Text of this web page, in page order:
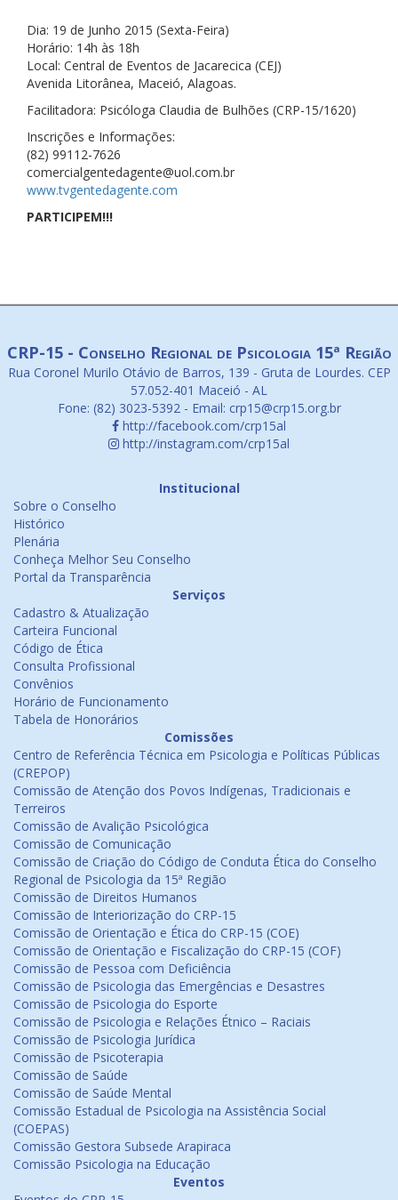
Dia: 19 de Junho 2015 (Sexta-Feira)
Horário: 14h às 18h
Local: Central de Eventos de Jacarecica (CEJ)
Avenida Litorânea, Maceió, Alagoas.
Facilitadora: Psicóloga Claudia de Bulhões (CRP-15/1620)
Inscrições e Informações:
(82) 99112-7626
comercialgentedagente@uol.com.br
www.tvgentedagente.com
PARTICIPEM!!!
CRP-15 - Conselho Regional de Psicologia 15ª Região
Rua Coronel Murilo Otávio de Barros, 139 - Gruta de Lourdes. CEP
57.052-401 Maceió - AL
Fone: (82) 3023-5392 - Email: crp15@crp15.org.br
http://facebook.com/crp15al
http://instagram.com/crp15al
Institucional
Sobre o Conselho
Histórico
Plenária
Conheça Melhor Seu Conselho
Portal da Transparência
Serviços
Cadastro & Atualização
Carteira Funcional
Código de Ética
Consulta Profissional
Convênios
Horário de Funcionamento
Tabela de Honorários
Comissões
Centro de Referência Técnica em Psicologia e Políticas Públicas
(CREPOP)
Comissão de Atenção dos Povos Indígenas, Tradicionais e
Terreiros
Comissão de Avalição Psicológica
Comissão de Comunicação
Comissão de Criação do Código de Conduta Ética do Conselho
Regional de Psicologia da 15ª Região
Comissão de Direitos Humanos
Comissão de Interiorização do CRP-15
Comissão de Orientação e Ética do CRP-15 (COE)
Comissão de Orientação e Fiscalização do CRP-15 (COF)
Comissão de Pessoa com Deficiência
Comissão de Psicologia das Emergências e Desastres
Comissão de Psicologia do Esporte
Comissão de Psicologia e Relações Étnico – Raciais
Comissão de Psicologia Jurídica
Comissão de Psicoterapia
Comissão de Saúde
Comissão de Saúde Mental
Comissão Estadual de Psicologia na Assistência Social
(COEPAS)
Comissão Gestora Subsede Arapiraca
Comissão Psicologia na Educação
Eventos